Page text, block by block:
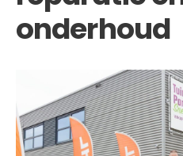
onderhoud